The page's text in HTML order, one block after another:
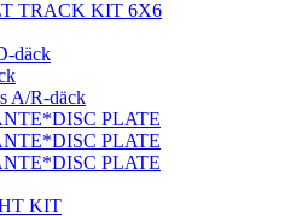
TRACK KIT 6X6
däck
A/R-däck
PLATE
PLATE
PLATE
KIT